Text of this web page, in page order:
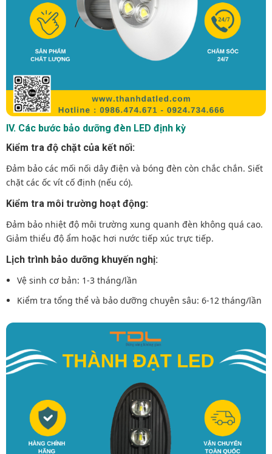
IV. Các bước bảo dưỡng đèn LED định kỳ
Kiểm tra độ chặt của kết nối:
Đảm bảo các mối nối dây điện và bóng đèn còn chắc chắn. Siết
chặt các ốc vít cố định (nếu có).
Kiểm tra môi trường hoạt động:
Đảm bảo nhiệt độ môi trường xung quanh đèn không quá cao.
Giảm thiểu độ ẩm hoặc hơi nước tiếp xúc trực tiếp.
Lịch trình bảo dưỡng khuyến nghị:
Vệ sinh cơ bản: 1-3 tháng/lần
Kiểm tra tổng thể và bảo dưỡng chuyên sâu: 6-12 tháng/lần